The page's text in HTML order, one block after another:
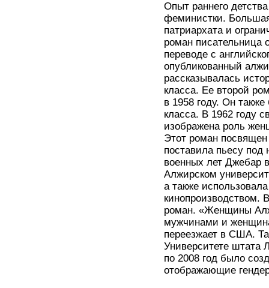
Опыт раннего
феминистки.
патриархата и
роман писательница
переводе с
опубликованный
рассказывалась
класса. Ее второй
в 1958 году. Он
класса. В 1962 году
изображена роль
Этот роман
поставила пьесу под
военных лет Джебар
Алжирском
а также
кинопроизводством.
роман. «Женщины
мужчинами и
переезжает в США.
Университете штата
по 2008 год было
отображающие